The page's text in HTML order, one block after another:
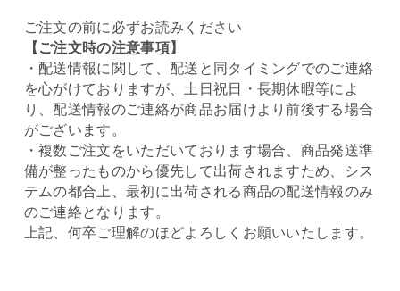
ご注文の前に必ずお読みください
【ご注文時の注意事項】
・配送情報に関して、配送と同タイミングでのご連絡
を心がけておりますが、土日祝日・長期休暇等によ
り、配送情報のご連絡が商品お届けより前後する場合
がございます。
・複数ご注文をいただいております場合、商品発送準
備が整ったものから優先して出荷されますため、シス
テムの都合上、最初に出荷される商品の配送情報のみ
のご連絡となります。
上記、何卒ご理解のほどよろしくお願いいたします。